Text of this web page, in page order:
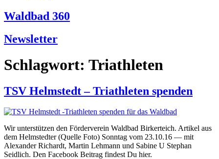
Waldbad 360
Newsletter
Schlagwort: Triathleten
TSV Helmstedt – Triathleten spenden
Wir unterstützen den Förderverein Waldbad Birkerteich. Artikel aus
dem Helmstedter (Quelle Foto) Sonntag vom 23.10.16 — mit
Alexander Richardt, Martin Lehmann und Sabine U Stephan
Seidlich. Den Facebook Beitrag findest Du hier.